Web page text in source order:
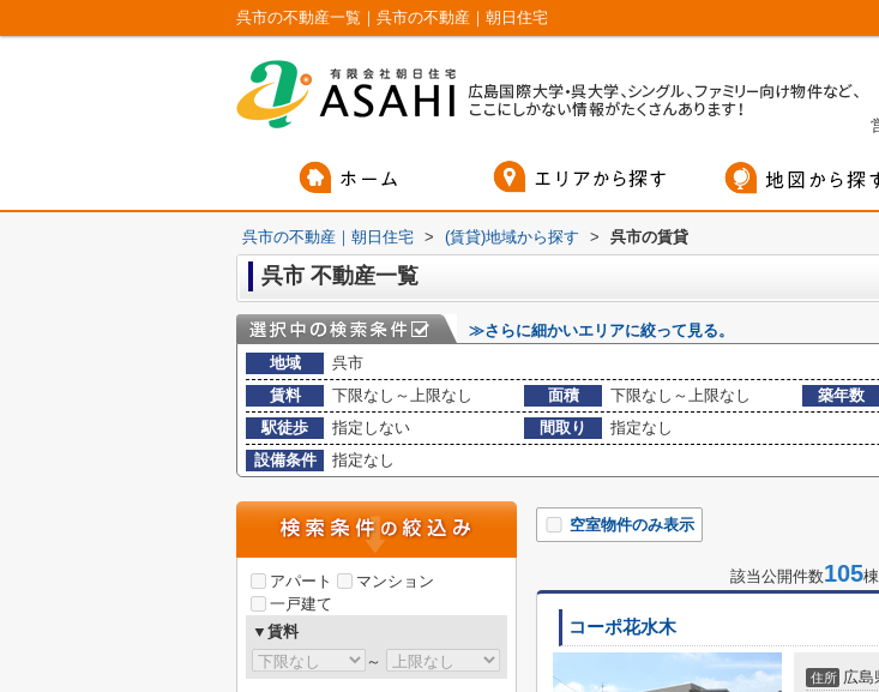
呉市の不動産一覧｜呉市の不動産｜朝日住宅
呉市の不動産｜朝日住宅 > (賃貸)地域から探す > 呉市の賃貸
呉市 不動産一覧
≫さらに細かいエリアに絞って見る。
地域
呉市
賃料
下限なし～上限なし 面積 下限なし～上限なし 築年数
駅徒歩
指定しない 間取り
指定なし
設備条件
指定なし
空室物件のみ表示
該当公開件数105
コーポ花水木
住所 広島
アパート
マンション
一戸建て
▼賃料
～